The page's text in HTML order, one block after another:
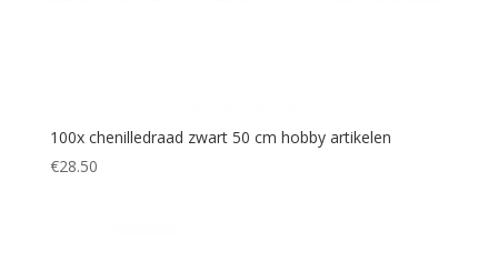
100x chenilledraad zwart 50 cm hobby artikelen
€28.50